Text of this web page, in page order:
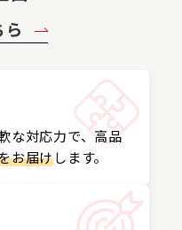
な対応力で、高品
お届けします。